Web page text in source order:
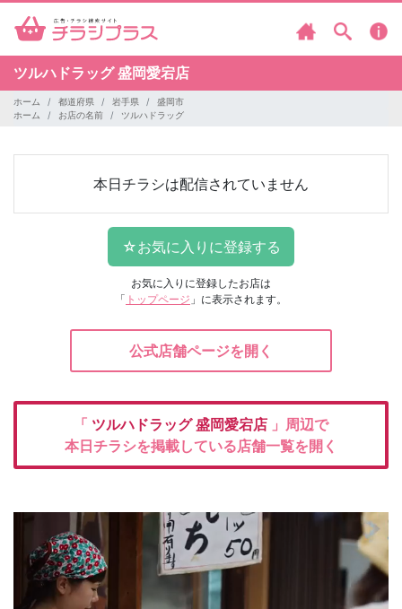
ツルハドラッグ盛岡愛宕店
ホーム 都道府県 岩手県
盛岡市
ホーム
お店の名前 ツルハドラッグ
本日チラシは配信されていません
お気に入りに登録したお店は
「 トップページ 」に表示されます。
公式店舗ページを開く
「 ツルハドラッグ盛岡愛宕店 」周辺で
本日チラシを掲載している店舗一覧を開く